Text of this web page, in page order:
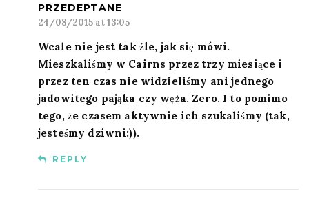
PRZEDEPTANE
24/08/2015 at 13:05
Wcale nie jest tak źle, jak się mówi.
Mieszkaliśmy w Cairns przez trzy miesiące i
przez ten czas nie widzieliśmy ani jednego
jadowitego pająka czy węża. Zero. I to pomimo
tego, że czasem aktywnie ich szukaliśmy (tak,
jesteśmy dziwni:)).
REPLY